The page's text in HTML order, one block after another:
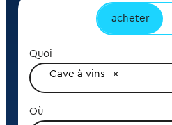
acheter
Quoi
Cave à vins
Où